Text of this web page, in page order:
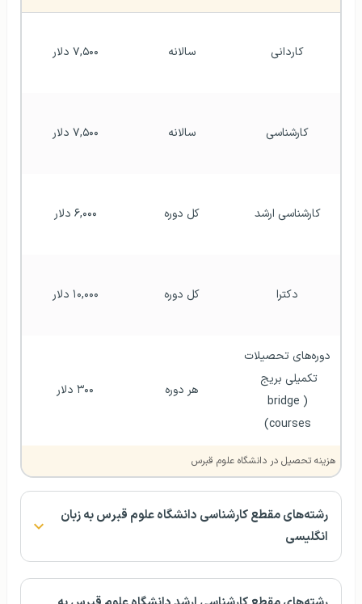
کاردانی سالانه ۷,۵۰۰ دلار
کارشناسی سالانه ۷,۵۰۰ دلار
کارشناسی ارشد کل دوره ۶,۰۰۰ دلار
دکترا کل دوره ۱۰,۰۰۰ دلار
(bridge
courses)
هر دوره ۳۰۰ دلار
هزینه تحصیل در دانشگاه علوم قبرس
رشته‌های مقطع کارشناسی دانشگاه علوم قبرس به زبان
انگلیسی